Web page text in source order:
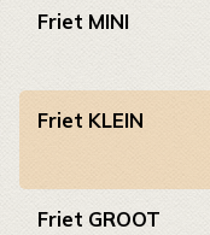
Friet MINI
Friet KLEIN
Friet GROOT